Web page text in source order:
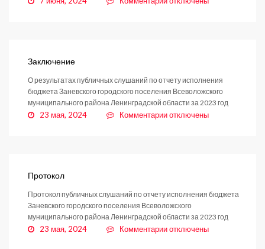
Заключение
О результатах публичных слушаний по отчету исполнения
бюджета Заневского городского поселения Всеволожского
муниципального района Ленинградской области за 2023 год
23 мая, 2024 Комментариикотключены
Протокол
Протокол публичных слушаний по отчету исполнения бюджета
Заневского городского поселения Всеволожского
муниципального района Ленинградской области за 2023 год
23 мая, 2024 Комментариикотключены